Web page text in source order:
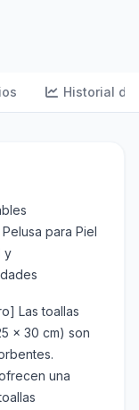
Historial de
para Piel
y
Las toallas
x 30 cm) son
una